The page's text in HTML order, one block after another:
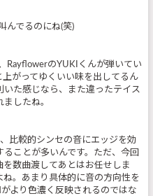
んでるのにね(笑)
RayflowerのYUKIくんが弾いてい
がってゆくいい味を出してるん
た感じなら、また違ったテイス
したね。
比較的シンセの音にエッジを効
ことが多いんです。ただ、今回
数曲渡してあとはお任せしま
。あまり具体的に音の方向性を
より色濃く反映されるのではな